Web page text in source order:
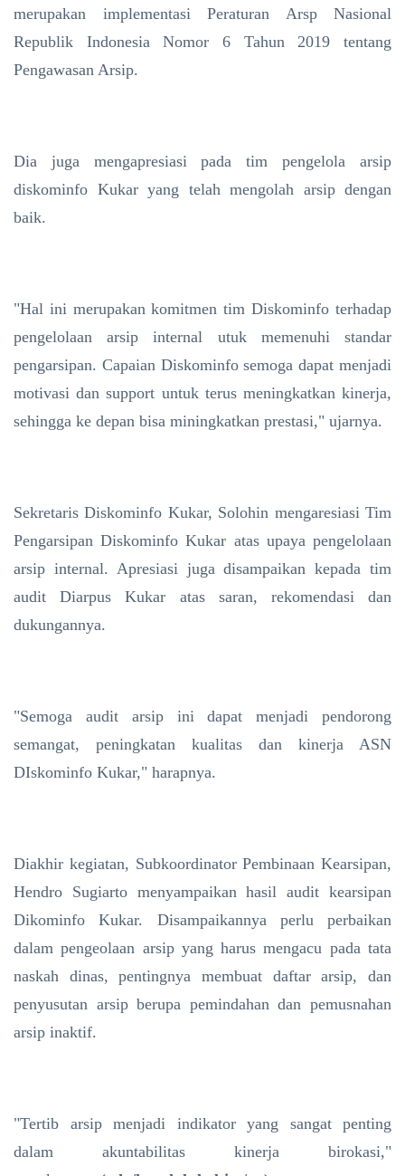
merupakan implementasi Peraturan Arsp Nasional
Republik Indonesia Nomor 6 Tahun 2019 tentang
Pengawasan Arsip.
Dia juga mengapresiasi pada tim pengelola arsip
diskominfo Kukar yang telah mengolah arsip dengan
baik.
"Hal ini merupakan komitmen tim Diskominfo terhadap
pengelolaan arsip internal utuk memenuhi standar
pengarsipan. Capaian Diskominfo semoga dapat menjadi
motivasi dan support untuk terus meningkatkan kinerja,
sehingga ke depan bisa miningkatkan prestasi," ujarnya.
Sekretaris Diskominfo Kukar, Solohin mengaresiasi Tim
Pengarsipan Diskominfo Kukar atas upaya pengelolaan
arsip internal. Apresiasi juga disampaikan kepada tim
audit Diarpus Kukar atas saran, rekomendasi dan
dukungannya.
"Semoga audit arsip ini dapat menjadi pendorong
semangat, peningkatan kualitas dan kinerja ASN
DIskominfo Kukar," harapnya.
Diakhir kegiatan, Subkoordinator Pembinaan Kearsipan,
Hendro Sugiarto menyampaikan hasil audit kearsipan
Dikominfo Kukar. Disampaikannya perlu perbaikan
dalam pengeolaan arsip yang harus mengacu pada tata
naskah dinas, pentingnya membuat daftar arsip, dan
penyusutan arsip berupa pemindahan dan pemusnahan
arsip inaktif.
"Tertib arsip menjadi indikator yang sangat penting
dalam akuntabilitas kinerja birokasi,"